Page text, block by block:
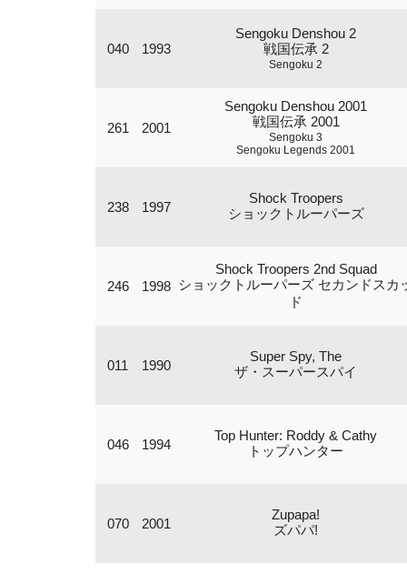
040 1993
Sengoku Denshou 2
戦国伝承 2
Sengoku 2
261 2001
Sengoku Denshou 2001
戦国伝承 2001
Sengoku 3
Sengoku Legends 2001
238 1997
Shock Troopers
ショックトルーパーズ
246 1998
Shock Troopers 2nd Squad
ショックトルーパーズ セカンドスカ
ド
011 1990
Super Spy, The
ザ・スーパースパイ
046 1994
Top Hunter: Roddy & Cathy
トップハンター
070 2001
Zupapa!
ズパパ!